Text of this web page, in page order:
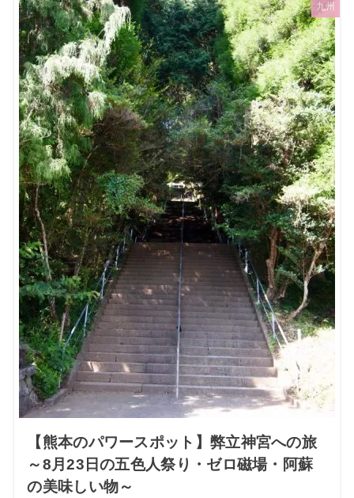
九州
【熊本のパワースポット】弊立神宮への旅
～8月23日の五色人祭り・ゼロ磁場・阿蘇
の美味しい物～